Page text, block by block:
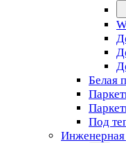
Белая
Под
Инженерная